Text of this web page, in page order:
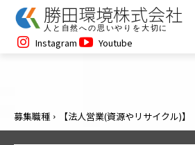
勝田環境株式会社
人と自然への思いやりを大切に
Instagram Youtube
募集職種 【法人営業(資源やリサイクル)】